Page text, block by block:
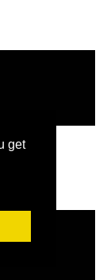
get